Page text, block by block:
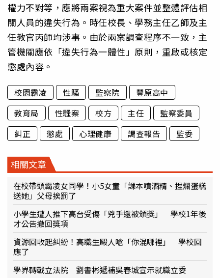
權力不對等，應將兩案視為重大案件並整體評估相
關人員的違失行為。時任校長、學務主任乙師及主
任教官丙師均涉事。由於兩案調查程序不一致，主
管機關應依「違失行為一體性」原則，重啟或核定
懲處內容。
校園霸凌 性騷 監察院
豐原高中
教育局
性騷案 校方 主任
監察委員
糾正
懲處 心理健康 調查報告 監委
相關文章
在校帶頭霸凌女同學！小5女童「課本噴酒精、捏爛蛋糕
送她」父母挨罰了
小學生遭人推下高台受傷「兇手還被頒獎」 學校1年後
才公告撤回獎項
資源回收起糾紛！高職生毆人嗆「你混哪裡」 學校回
應了
學界轉戰立法院 劉書彬遞補吳春城宣示就職立委